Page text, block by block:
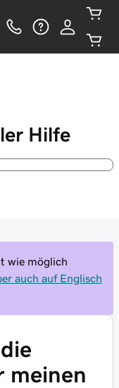
Hilfe
wie möglich
auch auf Englisch
meinen